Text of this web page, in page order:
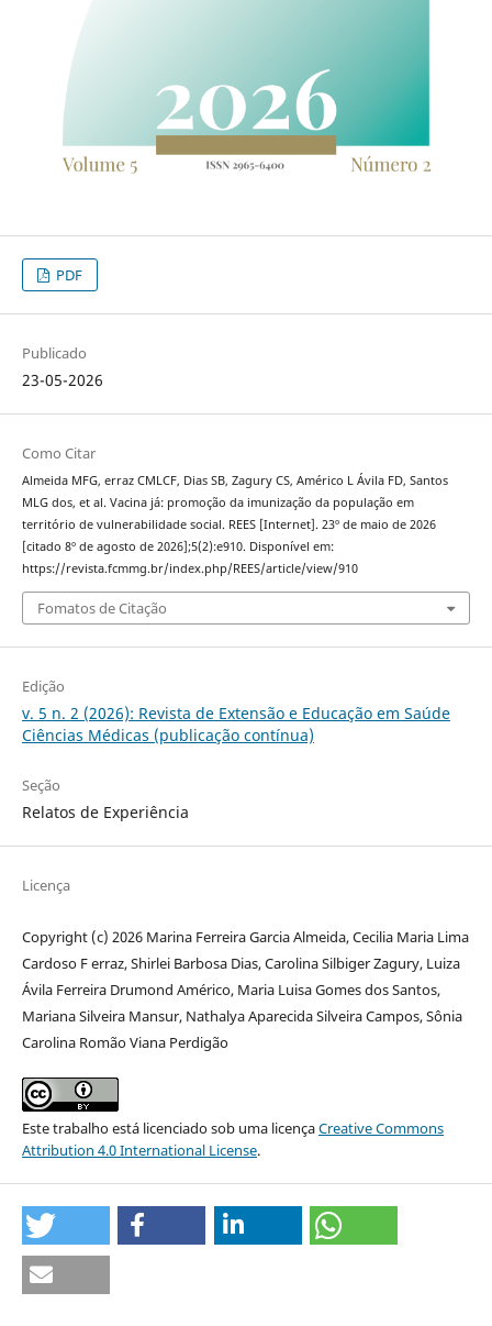
PDF
Publicado
23-05-2026
Como Citar
Almeida MFG, erraz CMLCF, Dias SB, Zagury CS, Américo L Ávila FD, Santos
MLG dos, et al. Vacina já: promoção da imunização da população em
território de vulnerabilidade social. REES [Internet]. 23º de maio de 2026
[citado 8º de agosto de 2026];5(2):e910. Disponível em:
https://revista.fcmmg.br/index.php/REES/article/view/910
Fomatos de Citação
Edição
v. 5 n. 2 (2026): Revista de Extensão e Educação em Saúde
Ciências Médicas (publicação contínua)
Seção
Relatos de Experiência
Licença
Copyright (c) 2026 Marina Ferreira Garcia Almeida, Cecilia Maria Lima
Cardoso F erraz, Shirlei Barbosa Dias, Carolina Silbiger Zagury, Luiza
Ávila Ferreira Drumond Américo, Maria Luisa Gomes dos Santos,
Mariana Silveira Mansur, Nathalya Aparecida Silveira Campos, Sônia
Carolina Romão Viana Perdigão
Este trabalho está licenciado sob uma licençaCreative Commons
Attribution 4.0 International License.